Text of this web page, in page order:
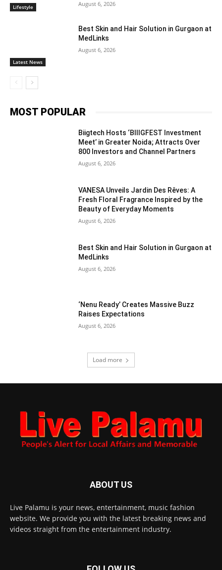
Lifestyle August 6, 2026
Latest News
Best Skin and Hair Solution in Gurgaon at
MedLinks
August 6, 2026
MOST POPULAR
Biigtech Hosts ‘BIIIGFEST Investment
Meet’ in Greater Noida; Attracts Over
800 Investors and Channel Partners
August 6, 2026
VANESA Unveils Jardin Des Rêves: A
Fresh Floral Fragrance Inspired by the
Beauty of Everyday Moments
August 6, 2026
Best Skin and Hair Solution in Gurgaon at
MedLinks
August 6, 2026
‘Nenu Ready’ Creates Massive Buzz
Raises Expectations
August 6, 2026
Load more
ABOUT US
Live Palamu is your news, entertainment, music fashion
website. We provide you with the latest breaking news and
videos straight from the entertainment industry.